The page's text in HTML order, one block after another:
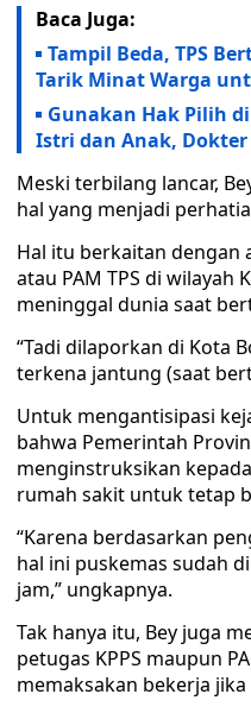
Baca Juga:
Tampil Beda, TPS
Tarik Minat Warga
Gunakan Hak Pilih
Istri dan Anak, Dokter
Meski terbilang lancar,
hal yang menjadi
Hal itu berkaitan dengan
atau PAM TPS di wilayah
meninggal dunia saat
“Tadi dilaporkan di Kota
terkena jantung (saat
Untuk mengantisipasi
bahwa Pemerintah
menginstruksikan
rumah sakit untuk tetap
“Karena berdasarkan
hal ini puskemas sudah
jam,” ungkapnya.
Tak hanya itu, Bey juga
petugas KPPS maupun
memaksakan bekerja